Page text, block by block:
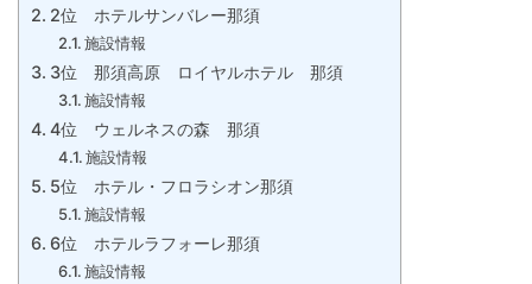
2位 ホテルサンバレー那須
施設情報
3位 那須高原 ロイヤルホテル 那須
施設情報
4位 ウェルネスの森 那須
施設情報
5位 ホテル・フロラシオン那須
施設情報
6位 ホテルラフォーレ那須
施設情報